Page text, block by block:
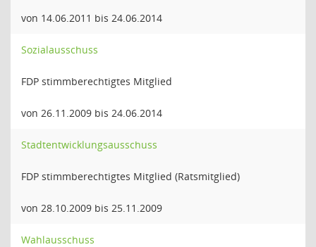
von 14.06.2011 bis 24.06.2014
Sozialausschuss
FDP stimmberechtigtes Mitglied
von 26.11.2009 bis 24.06.2014
Stadtentwicklungsausschuss
FDP stimmberechtigtes Mitglied (Ratsmitglied)
von 28.10.2009 bis 25.11.2009
Wahlausschuss